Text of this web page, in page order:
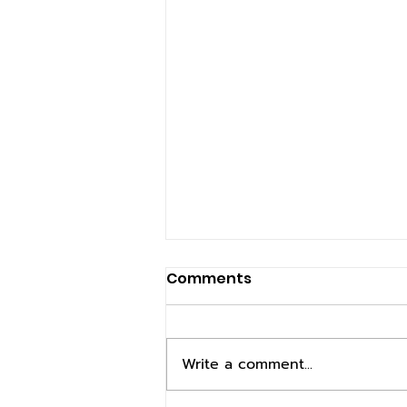
Comments
Write a comment...